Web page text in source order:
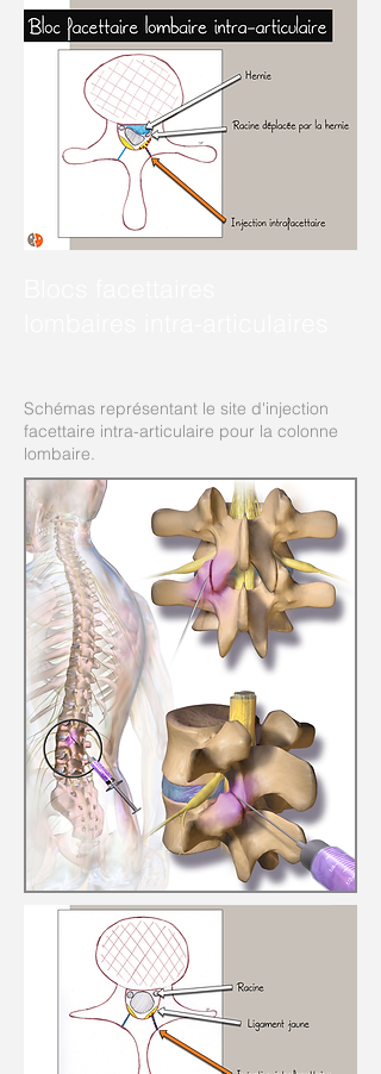
Schémas représentant le site d'injection
facettaire intra-articulaire pour la colonne
lombaire.